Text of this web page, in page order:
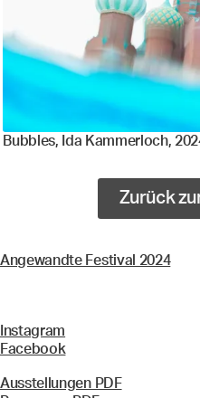
Bubbles, Ida Kammerloch,
Zurück
Angewandte Festival 2024
Instagram
Facebook
Ausstellungen PDF